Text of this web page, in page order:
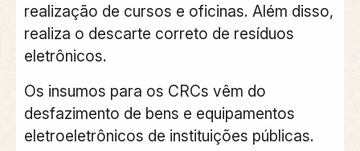
realização de cursos e oficinas. Além disso,
realiza o descarte correto de resíduos
eletrônicos.
Os insumos para os CRCs vêm do
desfazimento de bens e equipamentos
eletroeletrônicos de instituições públicas.